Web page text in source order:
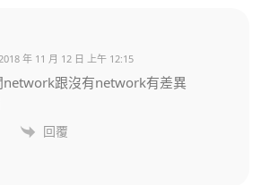
2018 年 11 月 12 日 上午 12:15
network跟沒有network有差異
回覆